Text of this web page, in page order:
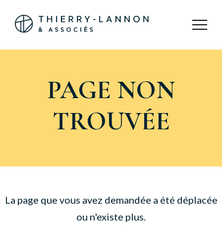
PAGE NON
TROUVÉE
La page que vous avez demandée a été déplacée
ou n'existe plus.